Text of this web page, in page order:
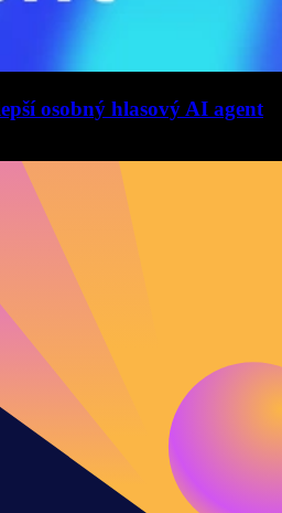
osobný hlasový AI agent